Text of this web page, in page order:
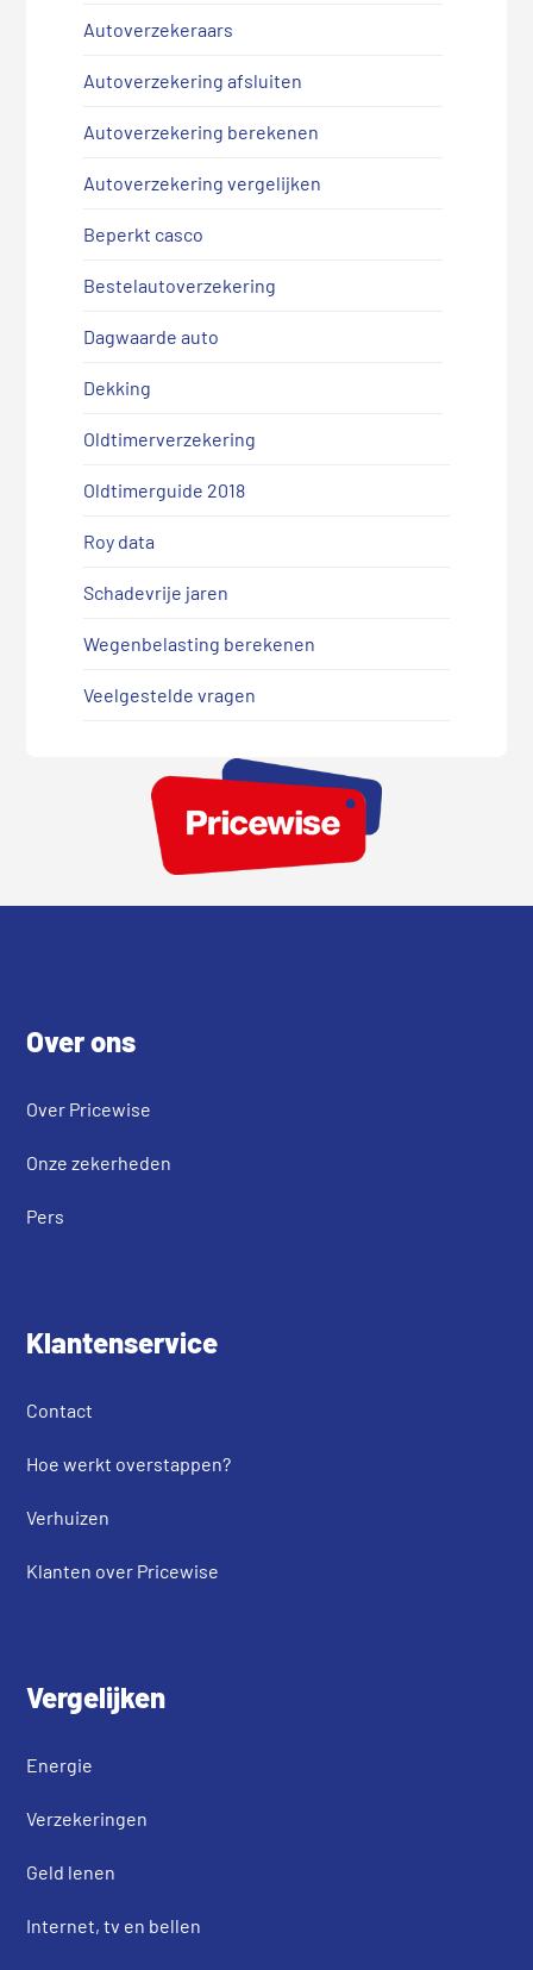
Autoverzekeraars
Autoverzekering afsluiten
Autoverzekering berekenen
Autoverzekering vergelijken
Beperkt casco
Bestelautoverzekering
Dagwaarde auto
Dekking
Oldtimerverzekering
Oldtimerguide 2018
Roy data
Schadevrije jaren
Wegenbelasting berekenen
Veelgestelde vragen
Over ons
Over Pricewise
Onze zekerheden
Pers
Klantenservice
Contact
Hoe werkt overstappen?
Verhuizen
Klanten over Pricewise
Vergelijken
Energie
Verzekeringen
Geld lenen
Internet, tv en bellen